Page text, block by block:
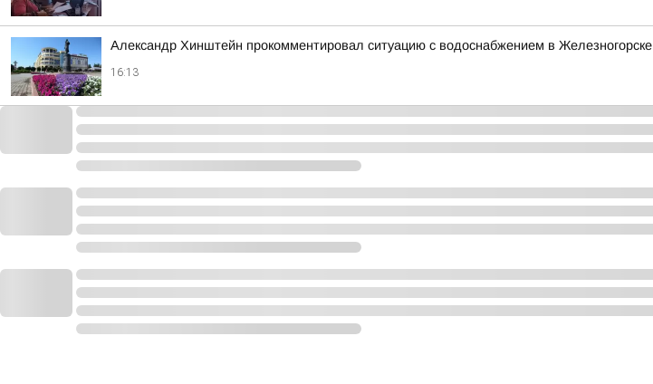
Александр Хинштейн прокомментировал ситуацию с водоснабжением в Железногорске
16:13